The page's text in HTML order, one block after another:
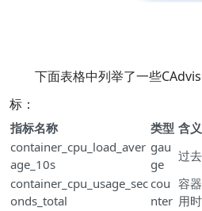
下面表格中列举了一些
标：
指标名称 类型 含义
container_cpu_load_aver
age_10s
gau
ge
过
container_cpu_usage_sec
onds_total
cou
nter
容
用